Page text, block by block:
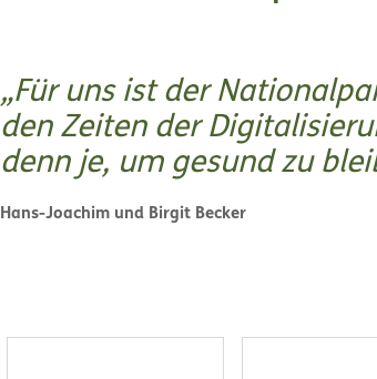
Für uns ist der
den Zeiten der
denn je, um gesund zu
Hans-Joachim und Birgit Becker